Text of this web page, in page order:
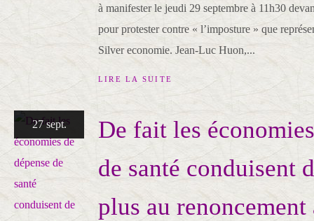
à manifester le jeudi 29 septembre à 11h30
pour protester contre « l’imposture » que
Silver economie. Jean-Luc Huon,...
LIRE LA SUITE
27 sept.
De fait les
de santé conduisent
plus au renoncement